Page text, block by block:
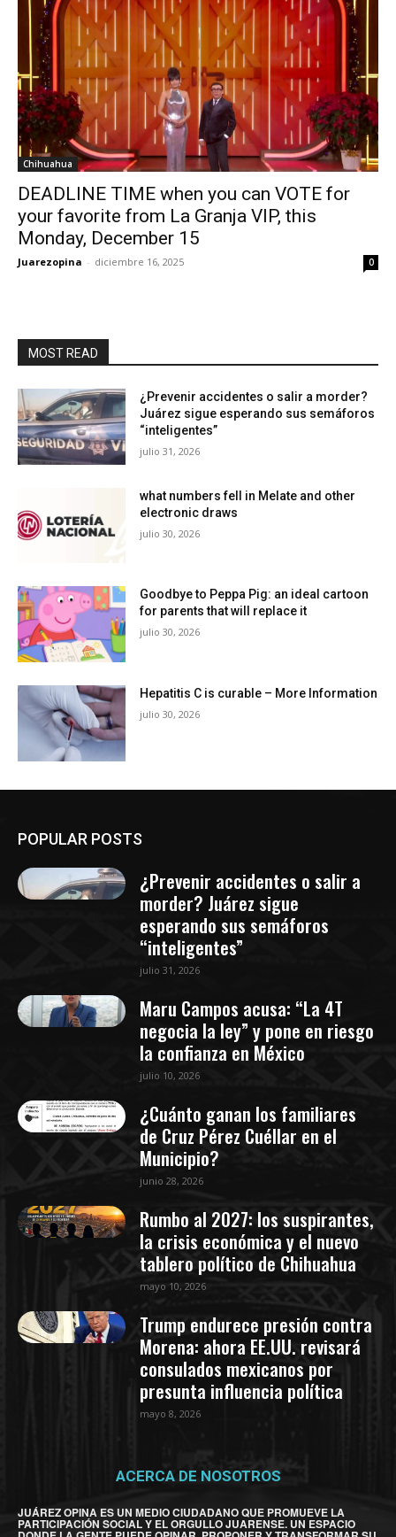
Chihuahua
DEADLINE TIME when you can VOTE for
your favorite from La Granja VIP, this
Monday, December 15
Juarezopina - diciembre 16, 2025 0
MOST READ
¿Prevenir accidentes o salir a morder?
Juárez sigue esperando sus semáforos
“inteligentes”
julio 31, 2026
what numbers fell in Melate and other
electronic draws
julio 30, 2026
Goodbye to Peppa Pig: an ideal cartoon
for parents that will replace it
julio 30, 2026
Hepatitis C is curable – More Information
julio 30, 2026
POPULAR POSTS
¿Prevenir accidentes o salir a
morder? Juárez sigue
esperando sus semáforos
“inteligentes”
julio 31, 2026
Maru Campos acusa: “La 4T
negocia la ley” y pone en riesgo
la confianza en México
julio 10, 2026
¿Cuánto ganan los familiares
de Cruz Pérez Cuéllar en el
Municipio?
junio 28, 2026
Rumbo al 2027: los suspirantes,
la crisis económica y el nuevo
tablero político de Chihuahua
mayo 10, 2026
Trump endurece presión contra
Morena: ahora EE.UU. revisará
consulados mexicanos por
presunta influencia política
mayo 8, 2026
ACERCA DE NOSOTROS
JUÁREZ OPINA ES UN MEDIO CIUDADANO QUE PROMUEVE LA
PARTICIPACIÓN SOCIAL Y EL ORGULLO JUARENSE. UN ESPACIO